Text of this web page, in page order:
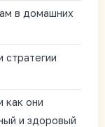
в домашних
стратегии
как они
и здоровый